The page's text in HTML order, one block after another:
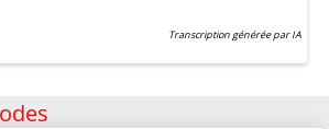
Transcription générée par IA